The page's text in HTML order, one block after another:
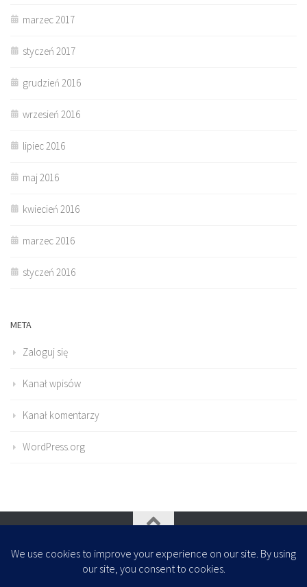
marzec 2017
styczeń 2017
grudzień 2016
wrzesień 2016
lipiec 2016
maj 2016
kwiecień 2016
marzec 2016
styczeń 2016
META
Zaloguj się
Kanał wpisów
Kanał komentarzy
WordPress.org